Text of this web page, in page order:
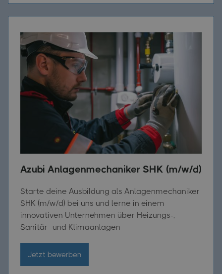
Azubi Anlagenmechaniker SHK (m/w/d)
Starte deine Ausbildung als Anlagenmechaniker
SHK (m/w/d) bei uns und lerne in einem
innovativen Unternehmen über Heizungs-,
Sanitär- und Klimaanlagen
Jetzt bewerben